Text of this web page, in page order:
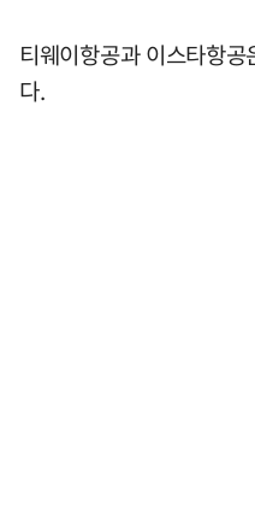
티웨이항공과 이스타항
다.